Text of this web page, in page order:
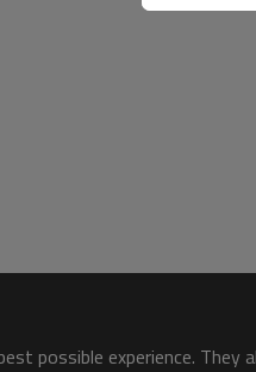
possible experience.